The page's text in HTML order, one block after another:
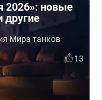
2026»: новые
другие
Мира танков
13